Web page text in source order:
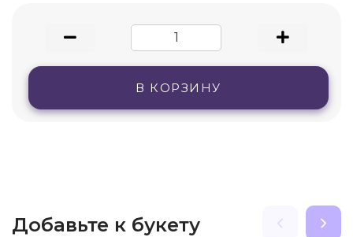
В КОРЗИНУ
Добавьте к букету